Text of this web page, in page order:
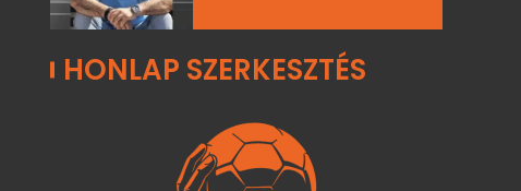
HONLAP SZERKESZTÉS